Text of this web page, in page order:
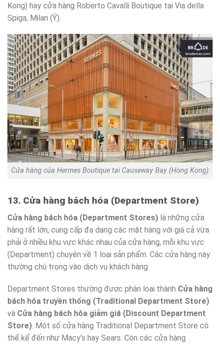
Kong) hay cửa hàng Roberto Cavalli Boutique tại Via della
Spiga, Milan (Ý).
Cửa hàng của Hermes Boutique tại Causeway Bay (Hong Kong)
13. Cửa hàng bách hóa (Department Store)
Cửa hàng bách hóa (Department Stores) là những cửa
hàng rất lớn, cung cấp đa dạng các mặt hàng với giá cả vừa
phải ở nhiều khu vực khác nhau của cửa hàng, mỗi khu vực
(Department) chuyên về 1 loại sản phẩm. Các cửa hàng này
thường chú trọng vào dịch vụ khách hàng.
Department Stores thường được phân loại thành Cửa hàng
bách hóa truyền thống (Traditional Department Store)
và Cửa hàng bách hóa giảm giá (Discount Department
Store). Một số cửa hàng Traditional Department Store có
thể kể đến như Macy’s hay Sears. Còn các cửa hàng